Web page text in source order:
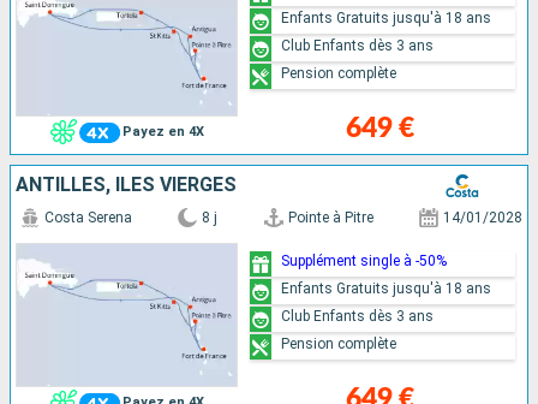
Payez en 4X 649 €
Enfants Gratuits jusqu'à 18 ans
Club Enfants dès 3 ans
Pension complète
ANTILLES, ILES VIERGES
Costa Serena 8 j Pointe à Pitre 14/01/2028
Supplément single à -50%
Enfants Gratuits jusqu'à 18 ans
Club Enfants dès 3 ans
Pension complète